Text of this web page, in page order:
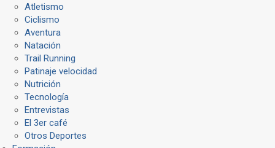
Atletismo
Ciclismo
Aventura
Natación
Trail Running
Patinaje velocidad
Nutrición
Tecnología
Entrevistas
El 3er café
Otros Deportes